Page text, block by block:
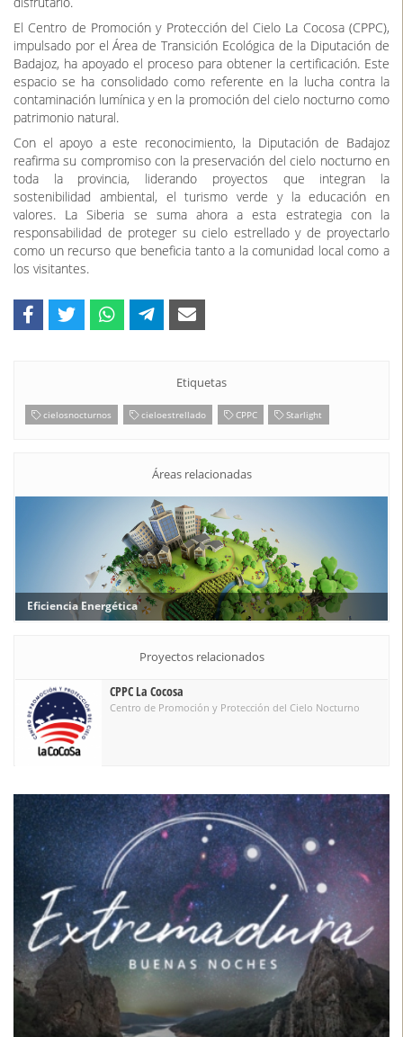
Recientemente se ha inaugurado el Mirador Celeste de Magacela,
enmarcado en el Plan de Sostenibilidad Turística en Destino
Paisaje Cultural La Serena, gestionado por el Área de Desarrollo
Rural, Reto Demográfico y Turismo de la Institución Provincial.
La Estrategia “Extremadura Buenas Noches” tiene como objetivo
poner en valor el cielo nocturno estrellado extremeño ofreciendo
este recurso diferencial a todo el mundo e invitando a conocerlo y
disfrutarlo.
El Centro de Promoción y Protección del Cielo La Cocosa (CPPC),
impulsado por el Área de Transición Ecológica de la Diputación de
Badajoz, ha apoyado el proceso para obtener la certificación. Este
espacio se ha consolidado como referente en la lucha contra la
contaminación lumínica y en la promoción del cielo nocturno como
patrimonio natural.
reafirma su compromiso con la preservación del cielo nocturno en
toda la provincia, liderando proyectos que integran la
como un recurso que beneficia tanto a la comunidad local como a
los visitantes.
Etiquetas
cielosnocturnos cieloestrellado CPPC Starlight
Áreas relacionadas
Eficiencia Energética
Proyectos relacionados
CPPC La Cocosa
Centro de Promoción y Protección del Cielo Nocturno